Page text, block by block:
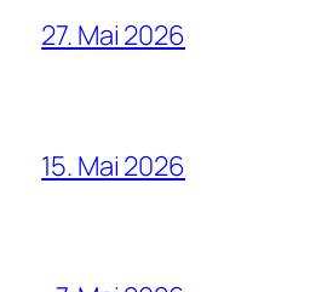
27. Mai 2026
15. Mai 2026